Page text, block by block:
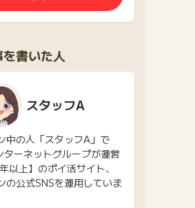
書いた人
スタッフA
中の人「スタッフA」で
ーネットグループが運営
以上】のポイ活サイト、
の公式SNSを運用していま